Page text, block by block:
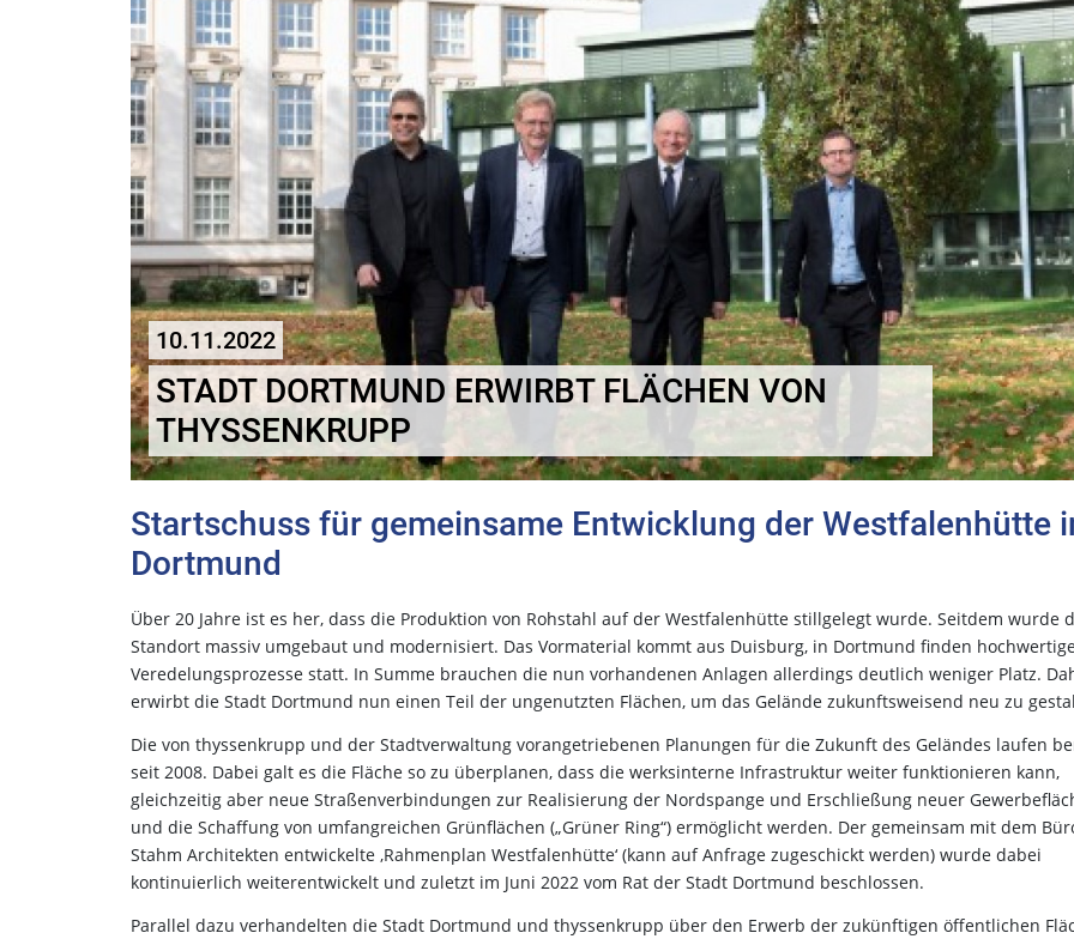
10.11.2022
STADT DORTMUND ERWIRBT FLÄCHEN VON
THYSSENKRUPP
Startschuss für gemeinsame Entwicklung der Westfalenhütte
Dortmund
Über 20 Jahre ist es her, dass die Produktion von Rohstahl auf der Westfalenhütte stillgelegt wurde. Seitdem wurde
Standort massiv umgebaut und modernisiert. Das Vormaterial kommt aus Duisburg, in Dortmund finden
Veredelungsprozesse statt. In Summe brauchen die nun vorhandenen Anlagen allerdings deutlich weniger Platz.
erwirbt die Stadt Dortmund nun einen Teil der ungenutzten Flächen, um das Gelände zukunftsweisend neu zu
Die von thyssenkrupp und der Stadtverwaltung vorangetriebenen Planungen für die Zukunft des Geländes laufen
seit 2008. Dabei galt es die Fläche so zu überplanen, dass die werksinterne Infrastruktur weiter funktionieren kann,
gleichzeitig aber neue Straßenverbindungen zur Realisierung der Nordspange und Erschließung neuer
und die Schaffung von umfangreichen Grünflächen („Grüner Ring“) ermöglicht werden. Der gemeinsam mit dem
Stahm Architekten entwickelte ‚Rahmenplan Westfalenhütte‘ (kann auf Anfrage zugeschickt werden) wurde dabei
kontinuierlich weiterentwickelt und zuletzt im Juni 2022 vom Rat der Stadt Dortmund beschlossen.
Parallel dazu verhandelten die Stadt Dortmund und thyssenkrupp über den Erwerb der zukünftigen öffentlichen